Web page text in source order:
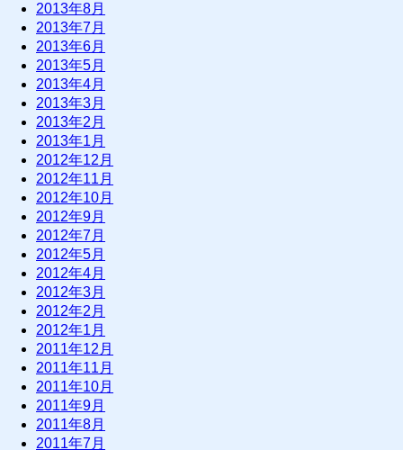
2013年8月
2013年7月
2013年6月
2013年5月
2013年4月
2013年3月
2013年2月
2013年1月
2012年12月
2012年11月
2012年10月
2012年9月
2012年7月
2012年5月
2012年4月
2012年3月
2012年2月
2012年1月
2011年12月
2011年11月
2011年10月
2011年9月
2011年8月
2011年7月